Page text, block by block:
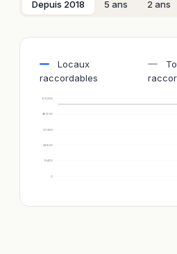
Depuis 2018 5 ans 2 ans
Locaux
raccordables
0
12 400
24 800
37 200
49 600
62 000